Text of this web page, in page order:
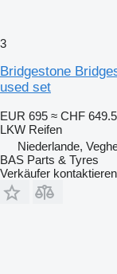
3
Bridgestone
used set
EUR 695 ≈ CHF
LKW Reifen
Niederlande,
BAS Parts & Tyres
Verkäufer kontaktieren